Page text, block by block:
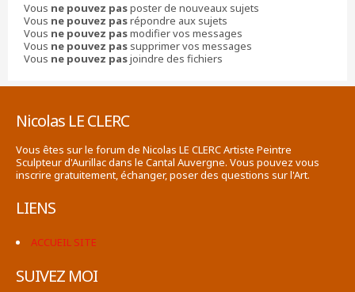
Vous ne pouvez pasposter de nouveaux sujets
Vous ne pouvez pasrépondre aux sujets
Vous ne pouvez pasmodifier vos messages
Vous ne pouvez pas supprimer vos messages
Vous ne pouvez pasjoindre des fichiers
Nicolas LE CLERC
Vous êtes sur le forum de Nicolas LE CLERC Artiste Peintre
Sculpteur d'Aurillac dans le Cantal Auvergne. Vous pouvez vous
inscrire gratuitement, échanger, poser des questions sur l'Art.
LIENS
ACCUEIL SITE
SUIVEZ MOI